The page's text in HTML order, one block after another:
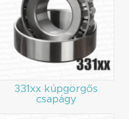
331xx kúpgörgős
csapágy